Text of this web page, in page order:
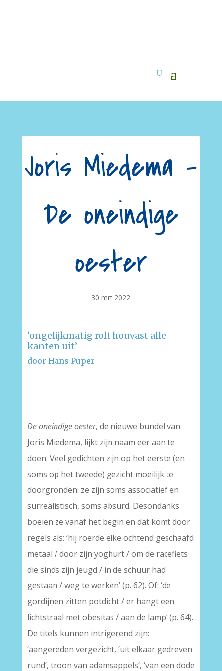
Joris Miedema –
De oneindige
oester
30 mrt 2022
‘ongelijkmatig rolt houvast alle
kanten uit’
door Hans Puper
De oneindige oester, de nieuwe bundel van
Joris Miedema, lijkt zijn naam eer aan te
doen. Veel gedichten zijn op het eerste (en
soms op het tweede) gezicht moeilijk te
doorgronden: ze zijn soms associatief en
surrealistisch, soms absurd. Desondanks
boeien ze vanaf het begin en dat komt door
regels als: ‘hij roerde elke ochtend geschaafd
metaal / door zijn yoghurt / om de racefiets
die sinds zijn jeugd / in de schuur had
gestaan / weg te werken’ (p. 62). Of: ‘de
gordijnen zitten potdicht / er hangt een
lichtstraal met obesitas / aan de lamp’ (p. 64).
De titels kunnen intrigerend zijn:
‘aangereden vergezicht, ‘uit elkaar gedreven
rund’, troon van adamsappels’, ‘van een dode